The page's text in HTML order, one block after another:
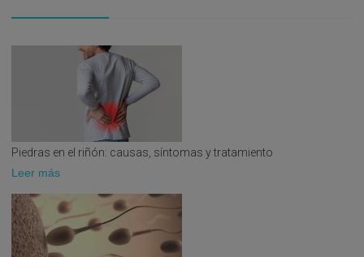
Hiperplasia Prostática Benigna
Madrid, 1992.
Disfunciones de la erección: Diagnóstico y
Tratamiento.
La Próstata.
Atencion Continuada en Disfunción Eréctil
Morfometricas del Pene.
Hiperplasia Benigna de Próstata
Madrid 2000.
Piedras en el riñón: causas, síntomas y tratamiento
Leer más